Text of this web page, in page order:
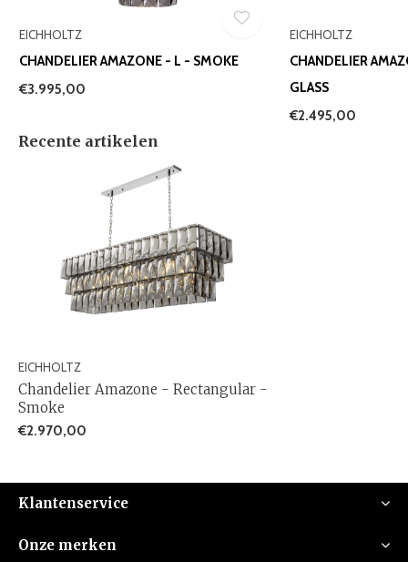
EICHHOLTZ
CHANDELIER AMAZONE - L - SMOKE
€3.995,00
EICHHOLTZ
CHANDELIER
GLASS
€2.495,00
Recente artikelen
EICHHOLTZ
Chandelier Amazone - Rectangular -
Smoke
€2.970,00
Klantenservice
Onze merken